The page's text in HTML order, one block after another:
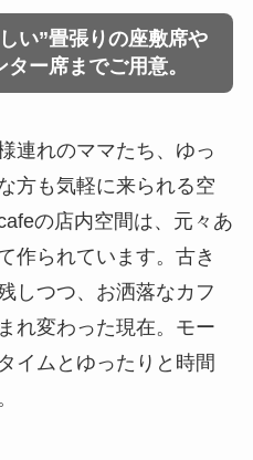
い”畳張りの座敷席や
ー席までご用意。
連れのママたち、ゆっ
方も気軽に来られる空
の店内空間は、元々あ
作られています。古き
しつつ、お洒落なカフ
れ変わった現在。モー
イムとゆったりと時間